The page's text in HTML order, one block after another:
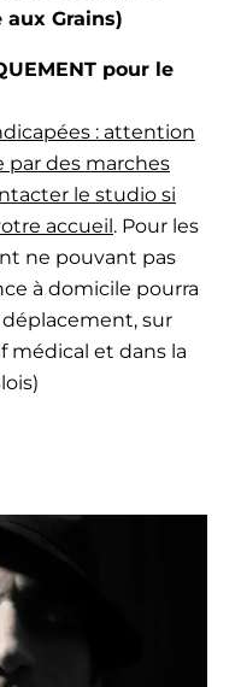
Grains)
pour le
: attention
par des marches
le studio si
accueil. Pour les
ne pouvant pas
à domicile pourra
déplacement, sur
médical et dans la